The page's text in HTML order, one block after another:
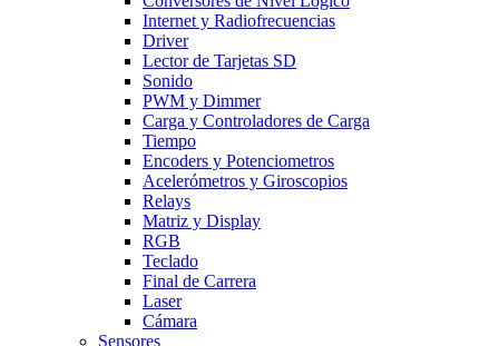
Internet y Radiofrecuencias
Driver
Lector de Tarjetas SD
Sonido
PWM y Dimmer
Carga y Controladores de Carga
Tiempo
Encoders y Potenciometros
Acelerómetros y Giroscopios
Relays
Matriz y Display
RGB
Teclado
Final de Carrera
Laser
Cámara
Sensores